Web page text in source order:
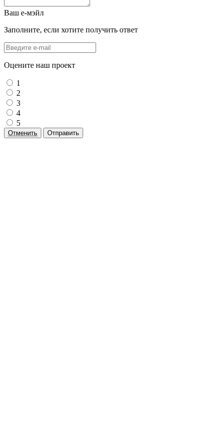
Ваш е-мэйл
Заполните, если хотите получить ответ
Оцените наш проект
1
2
3
4
5
Отменить Отправить